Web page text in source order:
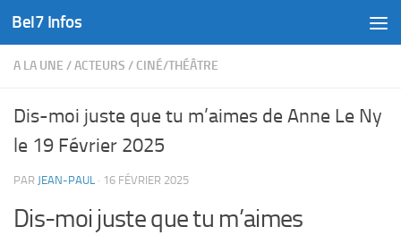
Skip to content
Bel7 Infos
A LA UNE /ACTEURS / CINÉ/THÉÂTRE
Dis-moi juste que tu m’aimes de Anne Le Ny
le 19 Février 2025
PAR JEAN-PAUL · 16 FÉVRIER 2025
Dis-moi juste que tu m’aimes